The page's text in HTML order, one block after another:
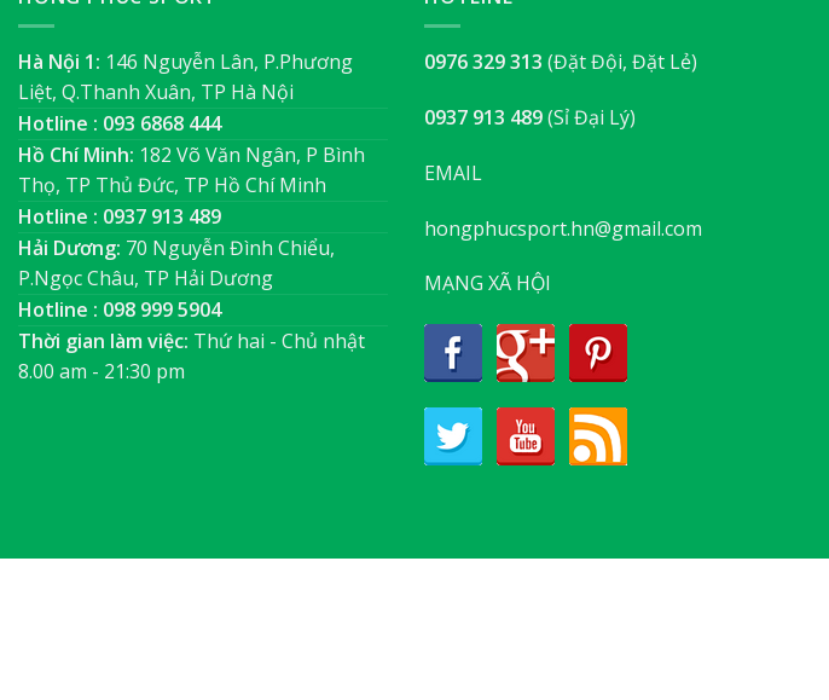
Hà Nội 1: 146 Nguyễn Lân, P.Phương
Liệt, Q.Thanh Xuân, TP Hà Nội
Hotline : 093 6868 444
Hồ Chí Minh: 182 Võ Văn Ngân, P Bình
Thọ, TP Thủ Đức, TP Hồ Chí Minh
Hotline : 0937 913 489
Hải Dương: 70 Nguyễn Đình Chiểu,
P.Ngọc Châu, TP Hải Dương
Hotline : 098 999 5904
Thời gian làm việc: Thứ hai - Chủ nhật
8.00 am - 21:30 pm
0976 329 313 (Đặt Đội, Đặt Lẻ)
0937 913 489(Sỉ Đại Lý)
EMAIL
hongphucsport.hn@gmail.com
MẠNG XÃ HỘI